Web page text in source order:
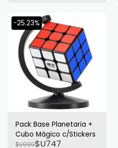
-25.23%
Pack Base Planetaria +
Cubo Mágico c/Stickers
$U999$U747